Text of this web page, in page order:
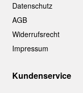
Datenschutz
AGB
Widerrufsrecht
Impressum
Kundenservice